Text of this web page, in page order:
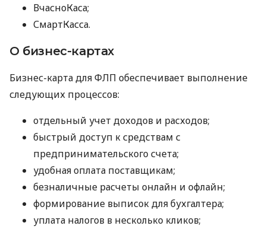
ВчасноКаса;
СмартКасса.
О бизнес-картах
Бизнес-карта для ФЛП обеспечивает выполнение
следующих процессов:
отдельный учет доходов и расходов;
быстрый доступ к средствам с
предпринимательского счета;
удобная оплата поставщикам;
безналичные расчеты онлайн и офлайн;
формирование выписок для бухгалтера;
уплата налогов в несколько кликов;